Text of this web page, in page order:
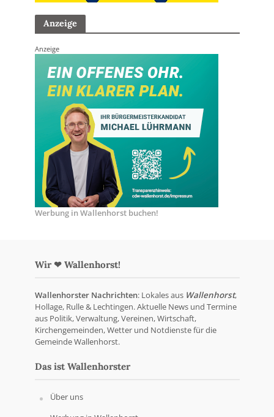
Anzeige
Anzeige
Werbung in Wallenhorst buchen!
Wir ❤ Wallenhorst!
Wallenhorster Nachrichten: Lokales aus Wallenhorst,
Hollage, Rulle & Lechtingen. Aktuelle News und Termine
aus Politik, Verwaltung, Vereinen, Wirtschaft,
Kirchengemeinden, Wetter und Notdienste für die
Gemeinde Wallenhorst.
Das ist Wallenhorster
Über uns